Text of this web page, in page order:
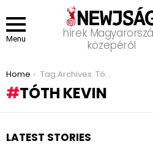
Menu
hírek
közepéről
You are here:
Home Tag Archives: Tóth Kevin
TÓTH KEVIN
LATEST STORIES